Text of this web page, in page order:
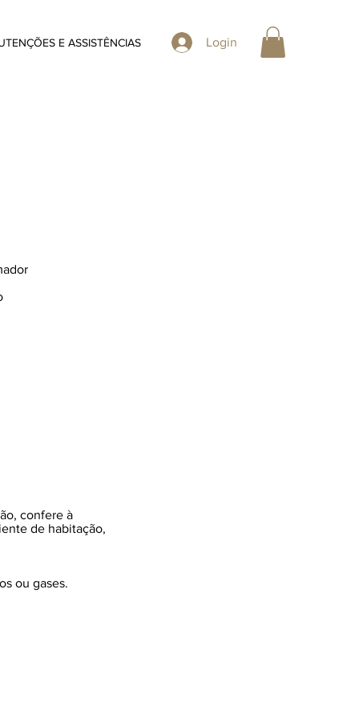
E ASSISTÊNCIAS Login
confere à
de habitação,
ou gases.